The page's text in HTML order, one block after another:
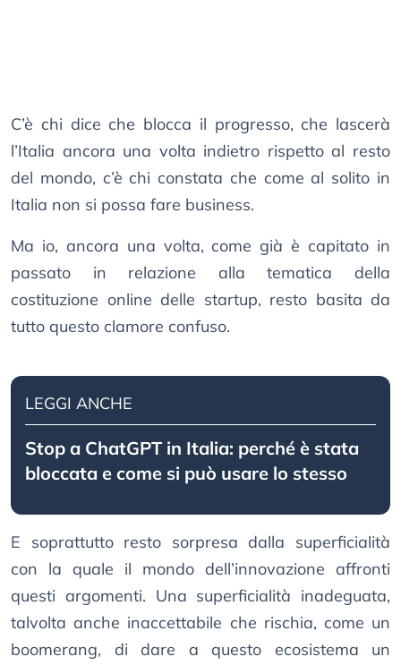
C’è chi dice che blocca il progresso, che lascerà
l’Italia ancora una volta indietro rispetto al resto
del mondo, c’è chi constata che come al solito in
Italia non si possa fare business.
Ma io, ancora una volta, come già è capitato in
passato in relazione alla tematica della
costituzione online delle startup, resto basita da
tutto questo clamore confuso.
LEGGI ANCHE
Stop a ChatGPT in Italia: perché è stata
bloccata e come si può usare lo stesso
E soprattutto resto sorpresa dalla superficialità
con la quale il mondo dell’innovazione affronti
questi argomenti. Una superficialità inadeguata,
talvolta anche inaccettabile che rischia, come un
boomerang, di dare a questo ecosistema un